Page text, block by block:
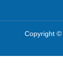
Copyright ©